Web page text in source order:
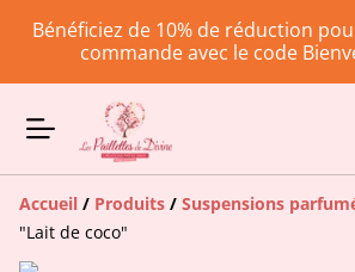
Bénéficiez de 10% de réduction
commande avec le code
Accueil / Produits / Suspensions
"Lait de coco"